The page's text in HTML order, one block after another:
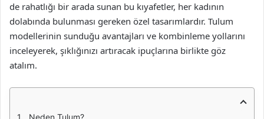
de rahatlığı bir arada sunan bu kıyafetler, her kadının
dolabında bulunması gereken özel tasarımlardır. Tulum
modellerinin sunduğu avantajları ve kombinleme yollarını
inceleyerek, şıklığınızı artıracak ipuçlarına birlikte göz
atalım.
Neden Tulum?